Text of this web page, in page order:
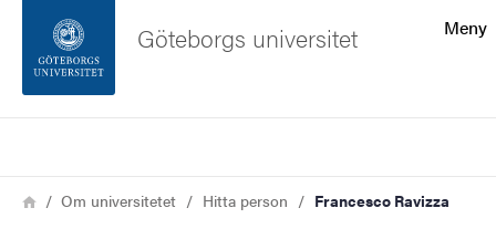
Sidfoten
Meny
Göteborgs universitet
Länkstig
HemOm universitetet Hitta person Francesco Ravizza